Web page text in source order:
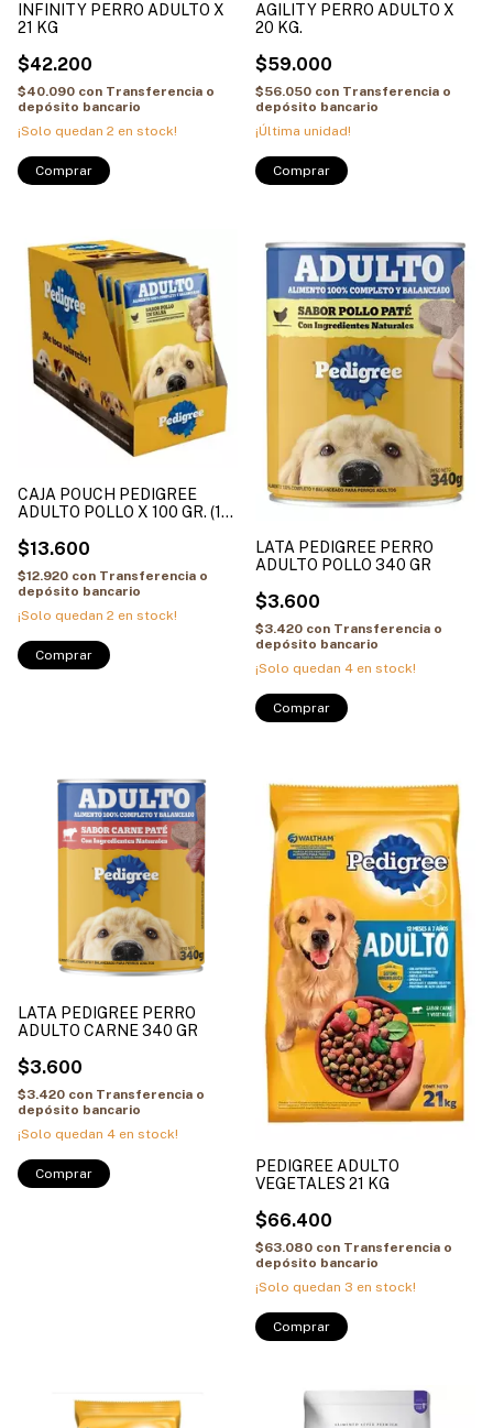
INFINITY PERRO ADULTO X
21 KG
$42.200
$40.090 con Transferencia o
depósito bancario
¡Solo quedan 2 en stock!
AGILITY PERRO ADULTO X
20 KG.
$59.000
$56.050 con Transferencia o
depósito bancario
¡Última unidad!
CAJA POUCH PEDIGREE
ADULTO POLLO X 100 GR. (12
$13.600
$12.920 con Transferencia o
depósito bancario
¡Solo quedan 2 en stock!
LATA PEDIGREE PERRO
ADULTO POLLO 340 GR
$3.600
$3.420 con Transferencia o
depósito bancario
¡Solo quedan 4 en stock!
LATA PEDIGREE PERRO
ADULTO CARNE 340 GR
$3.600
$3.420 con Transferencia o
depósito bancario
¡Solo quedan 4 en stock!
PEDIGREE ADULTO
VEGETALES 21 KG
$66.400
$63.080 con Transferencia o
depósito bancario
¡Solo quedan 3 en stock!